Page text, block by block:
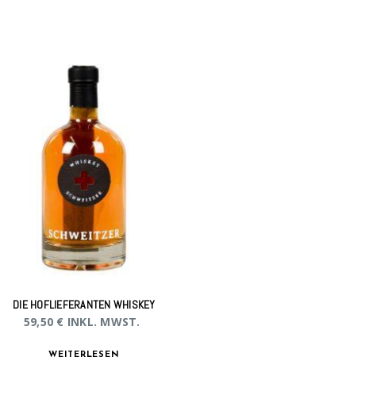
DIE HOFLIEFERANTEN WHISKEY
59,50 € INKL. MWST.
WEITERLESEN